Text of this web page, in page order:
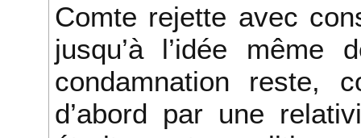
Comte rejette avec
jusqu’à l’idée même
condamnation reste,
d’abord par une